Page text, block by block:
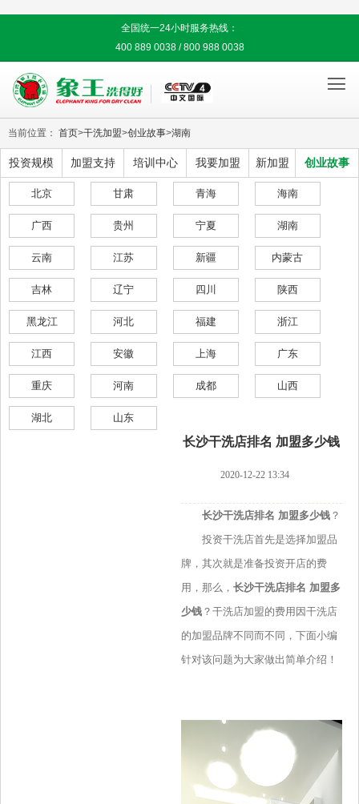
全国统一24小时服务热线：
400 889 0038 / 800 988 0038

当前位置： 首页>干洗加盟>创业故事>湖南
投资规模 加盟支持 培训中心 我要加盟 新加盟 创业故事
北京 甘肃 青海 海南
广西 贵州 宁夏 湖南
云南 江苏 新疆 内蒙古
吉林 辽宁 四川 陕西
黑龙江 河北 福建 浙江
江西 安徽 上海 广东
重庆 河南 成都 山西
湖北 山东
长沙干洗店排名 加盟多少钱
2020-12-22 13:34
长沙干洗店排名 加盟多少钱？
投资干洗店首先是选择加盟品
牌，其次就是准备投资开店的费
用，那么， 长沙干洗店排名 加盟多
少钱？干洗店加盟的费用因干洗店
的加盟品牌不同而不同，下面小编
针对该问题为大家做出简单介绍！